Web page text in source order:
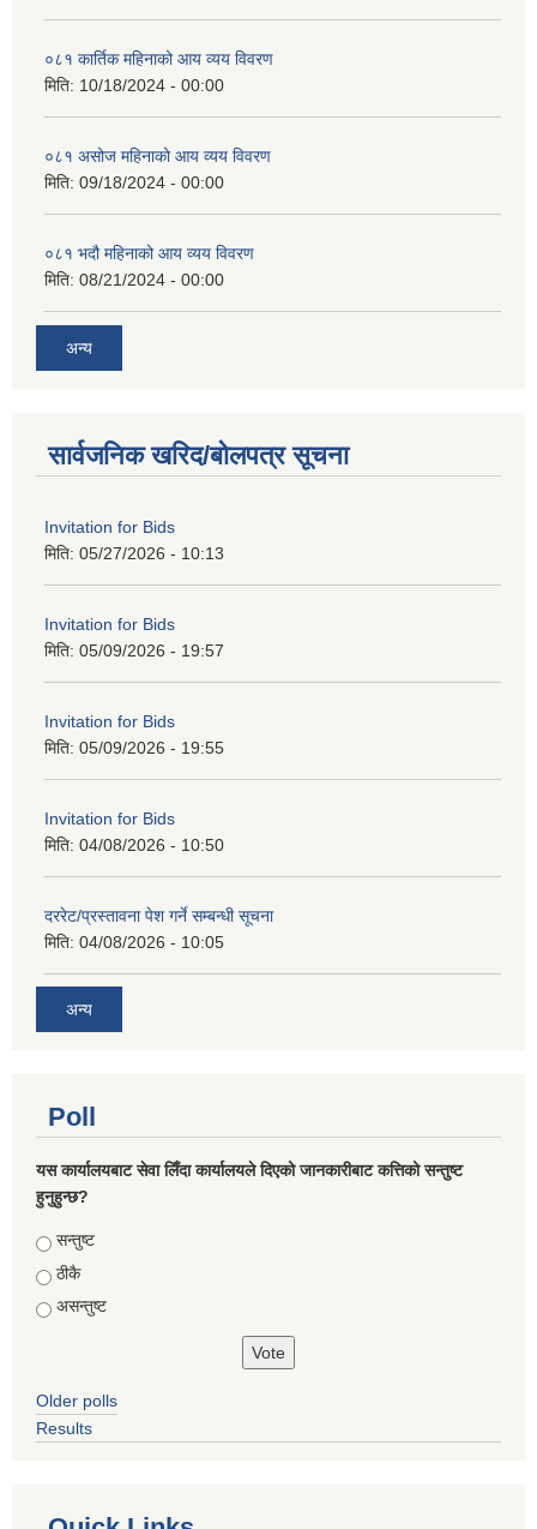
०८१ कार्तिक महिनाको आय व्यय विवरण
मिति: 10/18/2024 - 00:00
०८१ असोज महिनाको आय व्यय विवरण
मिति: 09/18/2024 - 00:00
०८१ भदौ महिनाको आय व्यय विवरण
मिति: 08/21/2024 - 00:00
अन्य
सार्वजनिक खरिद/बोलपत्र सूचना
Invitation for Bids
मिति: 05/27/2026 - 10:13
Invitation for Bids
मिति: 05/09/2026 - 19:57
Invitation for Bids
मिति: 05/09/2026 - 19:55
Invitation for Bids
मिति: 04/08/2026 - 10:50
दररेट/प्रस्तावना पेश गर्ने सम्बन्धी सूचना
मिति: 04/08/2026 - 10:05
अन्य
Poll
यस कार्यालयबाट सेवा लिँदा कार्यालयले दिएको जानकारीबाट कत्तिको सन्तुष्ट
हुनुहुन्छ?
Choices
सन्तुष्ट
ठीकै
असन्तुष्ट
Older polls
Results